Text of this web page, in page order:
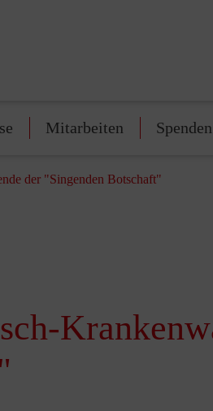
Mitarbeiten Spenden
der "Singenden Botschaft"